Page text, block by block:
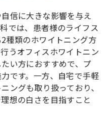
信に大きな影響を与え
では、患者様のライフス
種類のホワイトニング方
うオフィスホワイトニン
い方におすすめで、プ
です。一方、自宅で手軽
ングも取り扱っており、
想の白さを目指すこと